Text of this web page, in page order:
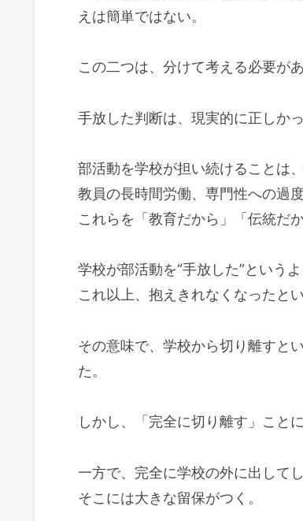
えは簡単ではない。
この二つは、分けて考える必要があ
手放した判断は、現実的に正しか
部活動を学校が担い続けることは
教員の長時間労働、専門性への過
これらを「教育だから」「伝統だ
学校が部活動を“手放した”というよ
これ以上、抱えきれなくなったと
その意味で、学校から切り離すと
た。
しかし、「完全に切り離す」こと
一方で、完全に学校の外に出して
そこには大きな留保がつく。